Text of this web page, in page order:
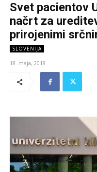
Svet pacientov
načrt za
prirojenimi
SLOVENIJA
18. maja, 2018